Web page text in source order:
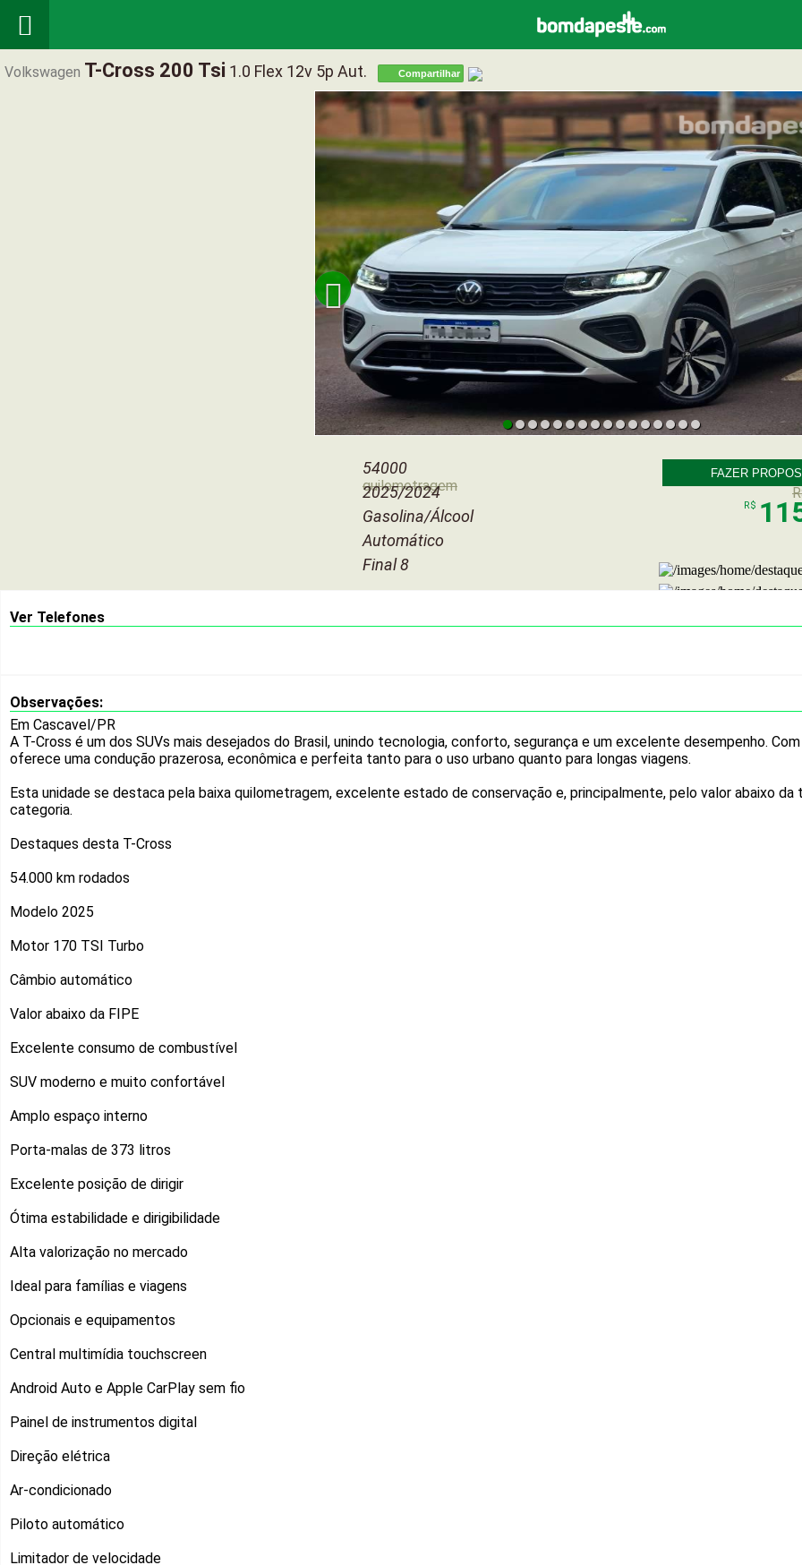

Volkswagen T-Cross 200 Tsi 1.0 Flex 12v 5p Aut. Compartilhar

54000
quilometragem
2025/2024
Gasolina/Álcool
Automático
Final 8
FAZER
R$
Ver Telefones
Observações:
Em Cascavel/PR
A T-Cross é um dos SUVs mais desejados do Brasil, unindo tecnologia, conforto, segurança e um excelente desempenho.
oferece uma condução prazerosa, econômica e perfeita tanto para o uso urbano quanto para longas viagens.
Esta unidade se destaca pela baixa quilometragem, excelente estado de conservação e, principalmente, pelo valor abaixo
categoria.
Destaques desta T-Cross
54.000 km rodados
Modelo 2025
Motor 170 TSI Turbo
Câmbio automático
Valor abaixo da FIPE
Excelente consumo de combustível
SUV moderno e muito confortável
Amplo espaço interno
Porta-malas de 373 litros
Excelente posição de dirigir
Ótima estabilidade e dirigibilidade
Alta valorização no mercado
Ideal para famílias e viagens
Opcionais e equipamentos
Central multimídia touchscreen
Android Auto e Apple CarPlay sem fio
Painel de instrumentos digital
Direção elétrica
Ar-condicionado
Piloto automático
Limitador de velocidade